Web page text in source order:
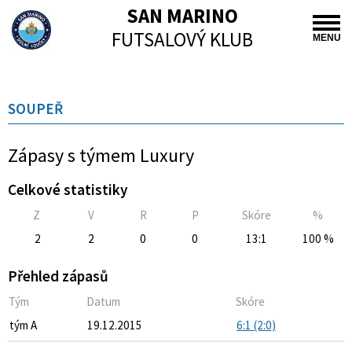
MENU
SAN MARINO
FUTSALOVÝ KLUB
SOUPEŘ
Zápasy s týmem Luxury
Celkové statistiky
Z V R P Skóre
%
2
2 0 0 13:1 100 %
Přehled zápasů
Tým Datum
Skóre
tým A
19.12.2015 6:1 (2:0)